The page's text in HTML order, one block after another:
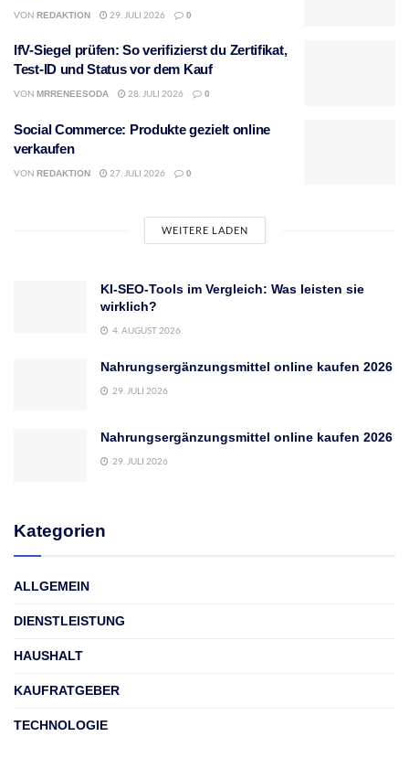
VON REDAKTION 29. JULI 2026 0
IfV-Siegel prüfen: So verifizierst du Zertifikat,
Test-ID und Status vor dem Kauf
VON MRRENEESODA 28. JULI 2026 0
Social Commerce: Produkte gezielt online
verkaufen
VON REDAKTION 27. JULI 2026 0
WEITERE LADEN
KI-SEO-Tools im Vergleich: Was leisten sie
wirklich?
4. AUGUST 2026
Nahrungsergänzungsmittel online kaufen 2026
29. JULI 2026
Nahrungsergänzungsmittel online kaufen 2026
29. JULI 2026
Kategorien
ALLGEMEIN
DIENSTLEISTUNG
HAUSHALT
KAUFRATGEBER
TECHNOLOGIE